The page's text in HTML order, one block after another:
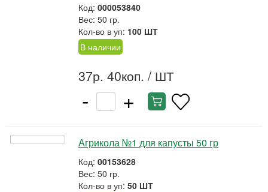
Код: 000053840
Вес: 50 гр.
Кол-во в уп: 100 ШТ
В наличии
37р. 40коп. / ШТ
- +
Агрикола №1 для капусты 50 гр
Код: 00153628
Вес: 50 гр.
Кол-во в уп: 50 ШТ